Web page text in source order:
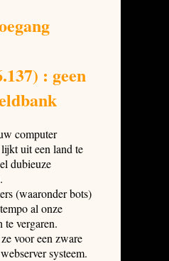
: geen
computer
uit een land te
dubieuze
(waaronder bots)
al onze
te vergaren.
voor een zware
systeem.